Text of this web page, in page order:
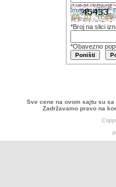
*Broj na slici
*Obavezno
Sve cene na ovom sajtu su
Zadržavamo pravo na